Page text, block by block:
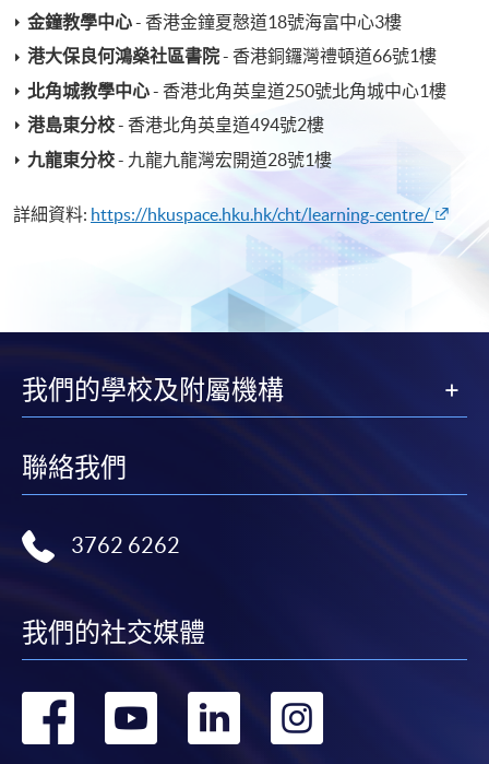
金鐘教學中心- 香港金鐘夏慤道18號海富中心3樓
港大保良何鴻燊社區書院- 香港銅鑼灣禮頓道66號1樓
北角城教學中心- 香港北角英皇道250號北角城中心1樓
港島東分校- 香港北角英皇道494號2樓
九龍東分校- 九龍九龍灣宏開道28號1樓
詳細資料: https://hkuspace.hku.hk/cht/learning-centre/
我們的學校及附屬機構
聯絡我們
3762 6262
我們的社交媒體
轉 轉 轉 轉